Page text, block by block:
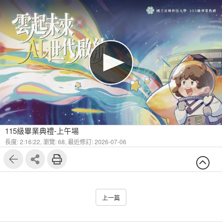
115級畢業典禮-上午場
長度: 2:16:22, 瀏覽: 68, 最近修訂: 2026-07-06
上一篇